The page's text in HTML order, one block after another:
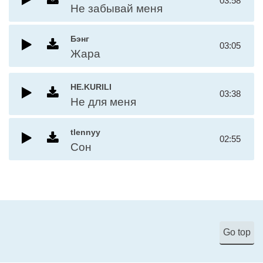
Не забывай меня
Бэнг
Жара
03:05
НЕ.KURILI
Не для меня
03:38
tlennyy
Сон
02:55
Go top